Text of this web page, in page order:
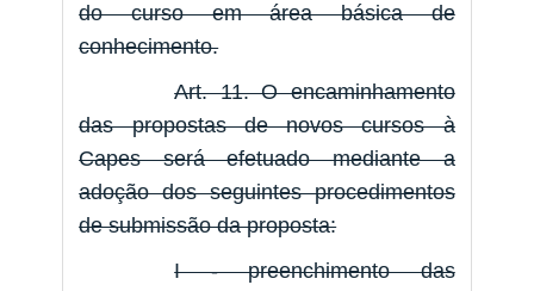
do curso em área básica de
conhecimento.
Art. 11. O encaminhamento
das propostas de novos cursos à
Capes será efetuado mediante a
adoção dos seguintes procedimentos
de submissão da proposta:
I - preenchimento das